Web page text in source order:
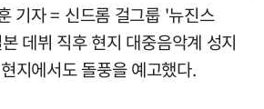
기자 = 신드롬 걸그룹 '뉴진스
데뷔 직후 현지 대중음악계 성지
지에서도 돌풍을 예고했다.